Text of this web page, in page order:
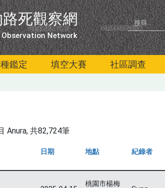
死觀察網
Network
鑑定 填空大賽 社區調查
Anura, 共82,724筆
日期 地點 紀錄者
桃園市楊梅